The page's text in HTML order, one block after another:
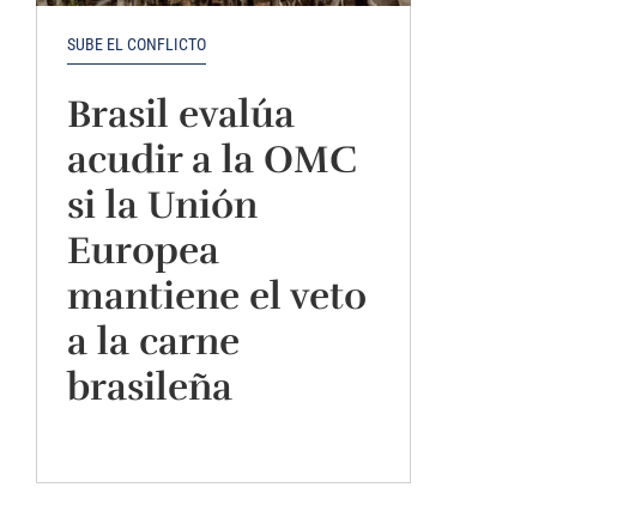
SUBE EL CONFLICTO
Brasil evalúa
acudir a la OMC
si la Unión
Europea
mantiene el veto
a la carne
brasileña